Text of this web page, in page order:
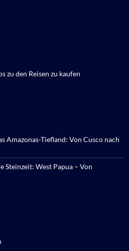
zu den Reisen zu kaufen
Amazonas-Tiefland: Von Cusco nach
Steinzeit: West Papua – Von